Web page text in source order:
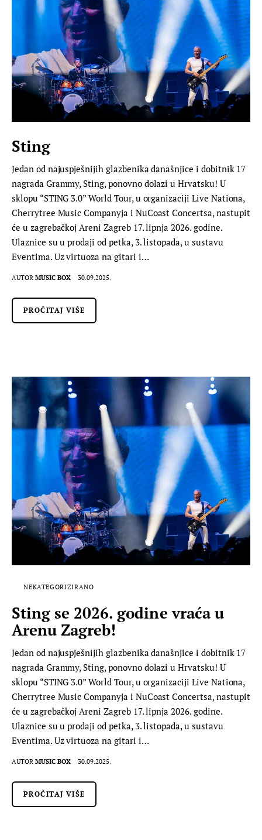
Sting
Jedan od najuspješnijih glazbenika današnjice i dobitnik 17
nagrada Grammy, Sting, ponovno dolazi u Hrvatsku! U
sklopu “STING 3.0” World Tour, u organizaciji Live Nationa,
Cherrytree Music Companyja i NuCoast Concertsa, nastupit
će u zagrebačkoj Areni Zagreb 17. lipnja 2026. godine.
Ulaznice su u prodaji od petka, 3. listopada, u sustavu
Eventima. Uz virtuoza na gitari i…
AUTOR MUSIC BOX 30.09.2025.
PROČITAJ VIŠE
NEKATEGORIZIRANO
Sting se 2026. godine vraća u
Arenu Zagreb!
Jedan od najuspješnijih glazbenika današnjice i dobitnik 17
nagrada Grammy, Sting, ponovno dolazi u Hrvatsku! U
sklopu “STING 3.0” World Tour, u organizaciji Live Nationa,
Cherrytree Music Companyja i NuCoast Concertsa, nastupit
će u zagrebačkoj Areni Zagreb 17. lipnja 2026. godine.
Ulaznice su u prodaji od petka, 3. listopada, u sustavu
Eventima. Uz virtuoza na gitari i…
AUTOR MUSIC BOX 30.09.2025.
PROČITAJ VIŠE